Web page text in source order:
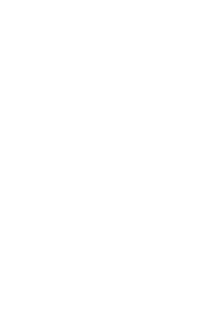
de nieuwste
en nog veel